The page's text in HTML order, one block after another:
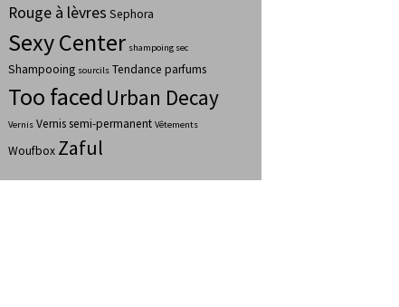
Rouge à lèvres Sephora
Sexy Center shampoing sec
Shampooing sourcils Tendance parfums
Too faced Urban Decay
Vernis Vernis semi-permanent Vêtements
Woufbox Zaful